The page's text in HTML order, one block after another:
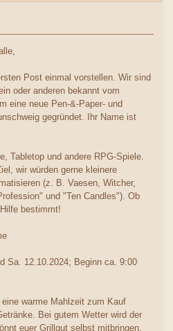
Post einmal vorstellen. Wir sind
oder anderen bekannt vom
eine neue Pen-&-Paper- und
gegründet. Ihr Name ist
Tabletop und andere RPG-Spiele.
wir würden gerne kleinere
(z. B. Vaesen, Witcher,
und "Ten Candles"). Ob
bestimmt!
Sa. 12.10.2024; Beginn ca. 9:00
warme Mahlzeit zum Kauf
Bei gutem Wetter wird der
euer Grillgut selbst mitbringen.